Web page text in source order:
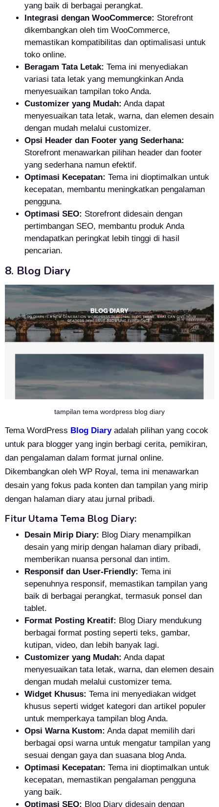
yang baik di berbagai perangkat.
Integrasi dengan WooCommerce: Storefront
dikembangkan oleh tim WooCommerce,
memastikan kompatibilitas dan optimalisasi untuk
toko online.
Beragam Tata Letak: Tema ini menyediakan
variasi tata letak yang memungkinkan Anda
menyesuaikan tampilan toko Anda.
Customizer yang Mudah: Anda dapat
menyesuaikan tata letak, warna, dan elemen desain
dengan mudah melalui customizer.
Opsi Header dan Footer yang Sederhana:
Storefront menawarkan pilihan header dan footer
yang sederhana namun efektif.
Optimasi Kecepatan: Tema ini dioptimalkan untuk
kecepatan, membantu meningkatkan pengalaman
pengguna.
Optimasi SEO: Storefront didesain dengan
pertimbangan SEO, membantu produk Anda
mendapatkan peringkat lebih tinggi di hasil
pencarian.
8. Blog Diary
tampilan tema wordpress blog diary
Tema WordPress Blog Diaryadalah pilihan yang cocok
untuk para blogger yang ingin berbagi cerita, pemikiran,
dan pengalaman dalam format jurnal online.
Dikembangkan oleh WP Royal, tema ini menawarkan
desain yang fokus pada konten dan tampilan yang mirip
dengan halaman diary atau jurnal pribadi.
Fitur Utama Tema Blog Diary:
Desain Mirip Diary: Blog Diary menampilkan
desain yang mirip dengan halaman diary pribadi,
memberikan nuansa personal dan intim.
Responsif dan User-Friendly: Tema ini
sepenuhnya responsif, memastikan tampilan yang
baik di berbagai perangkat, termasuk ponsel dan
tablet.
Format Posting Kreatif: Blog Diary mendukung
berbagai format posting seperti teks, gambar,
kutipan, video, dan lebih banyak lagi.
Customizer yang Mudah: Anda dapat
menyesuaikan tata letak, warna, dan elemen desain
dengan mudah melalui customizer tema.
Widget Khusus: Tema ini menyediakan widget
khusus seperti widget kategori dan artikel populer
untuk memperkaya tampilan blog Anda.
Opsi Warna Kustom: Anda dapat memilih dari
berbagai opsi warna untuk mengatur tampilan yang
sesuai dengan gaya dan suasana blog Anda.
Optimasi Kecepatan: Tema ini dioptimalkan untuk
kecepatan, memastikan pengalaman pengguna
yang baik.
Optimasi SEO: Blog Diary didesain dengan